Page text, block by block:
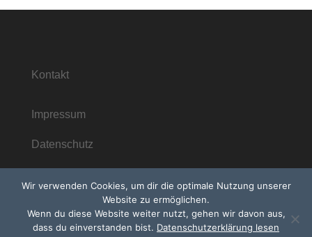
Kontakt
Impressum
Datenschutz
Wir verwenden Cookies, um dir die optimale Nutzung unserer
Website zu ermöglichen.
Wenn du diese Website weiter nutzt, gehen wir davon aus,
dass du einverstanden bist. Datenschutzerklärung lesen